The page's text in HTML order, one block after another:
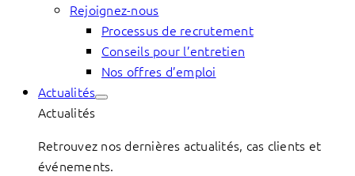
Rejoignez-nous
Processus de recrutement
Conseils pour l’entretien
Nos offres d’emploi
Actualités
Actualités
Retrouvez nos dernières actualités, cas clients et
événements.